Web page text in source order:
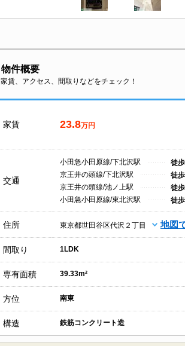
物件概要
家賃、アクセス、間取りなどをチェック！
家賃 23.8万円
交通
小田急小田原線/下北沢駅 徒歩
京王井の頭線/下北沢駅
徒歩
京王井の頭線/池ノ上駅
徒歩
小田急小田原線/東北沢駅
徒歩
住所 東京都世田谷区代沢２丁目 地図
間取り 1LDK
専有面積 39.33m²
方位 南東
構造 鉄筋コンクリート造